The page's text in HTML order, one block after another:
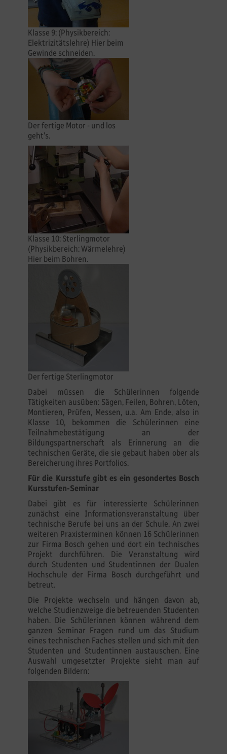
Klasse 9: (Physikbereich:
Elektrizitätslehre) Hier beim
Gewinde schneiden.
Der fertige Motor - und los
geht's.
Klasse 10: Sterlingmotor
(Physikbereich: Wärmelehre)
Hier beim Bohren.
Der fertige Sterlingmotor
Dabei müssen die Schülerinnen folgende
Tätigkeiten ausüben: Sägen, Feilen, Bohren, Löten,
Montieren, Prüfen, Messen, u.a. Am Ende, also in
Klasse 10, bekommen die Schülerinnen eine
Teilnahmebestätigung an der
Bildungspartnerschaft als Erinnerung an die
technischen Geräte, die sie gebaut haben ober als
Bereicherung ihres Portfolios.
Für die Kursstufe gibt es ein gesondertes Bosch
Kursstufen-Seminar
Dabei gibt es für interessierte Schülerinnen
zunächst eine Informationsveranstaltung über
technische Berufe bei uns an der Schule. An zwei
weiteren Praxisterminen können 16 Schülerinnen
zur Firma Bosch gehen und dort ein technisches
Projekt durchführen. Die Veranstaltung wird
durch Studenten und Studentinnen der Dualen
Hochschule der Firma Bosch durchgeführt und
betreut.
Die Projekte wechseln und hängen davon ab,
welche Studienzweige die betreuenden Studenten
haben. Die Schülerinnen können während dem
ganzen Seminar Fragen rund um das Studium
eines technischen Faches stellen und sich mit den
Studenten und Studentinnen austauschen. Eine
Auswahl umgesetzter Projekte sieht man auf
folgenden Bildern: